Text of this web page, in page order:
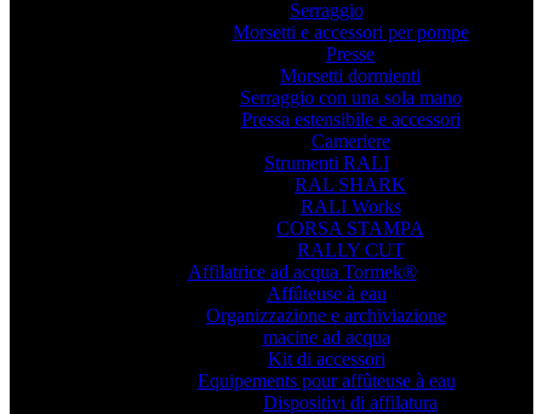
Serraggio
Morsetti e accessori per pompe
Presse
Morsetti dormienti
Serraggio con una sola mano
Pressa estensibile e accessori
Cameriere
Strumenti RALI
RAL SHARK
RALI Works
CORSA STAMPA
RALLY CUT
Affilatrice ad acqua Tormek®
Affûteuse à eau
Organizzazione e archiviazione
macine ad acqua
Kit di accessori
Equipements pour affûteuse à eau
Dispositivi di affilatura